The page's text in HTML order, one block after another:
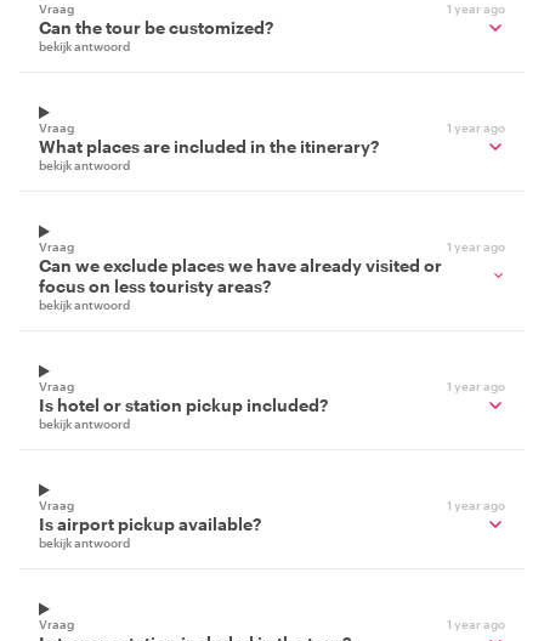
Vraag 1 year ago
Can the tour be customized?
bekijk antwoord
Vraag 1 year ago
What places are included in the itinerary?
bekijk antwoord
Vraag 1 year ago
Can we exclude places we have already visited or
focus on less touristy areas?
bekijk antwoord
Vraag 1 year ago
Is hotel or station pickup included?
bekijk antwoord
Vraag 1 year ago
Is airport pickup available?
bekijk antwoord
Vraag 1 year ago